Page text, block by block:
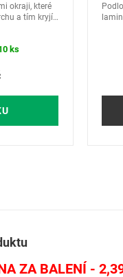
okraji, které
a tím kryjí
ks
ZA BALENÍ -